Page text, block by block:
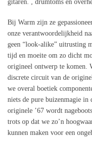
gitaren. , drumtoms en
Bij Warm zijn ze
onze verantwoordelijkheid
geen “look-alike” uitrusting
tijd en moeite om zo dicht
origineel ontwerp te komen.
discrete circuit van de
we overal boetiek
niets de pure buizenmagie in
originele ’67 wordt
trots op dat we zo’n
kunnen maken voor een